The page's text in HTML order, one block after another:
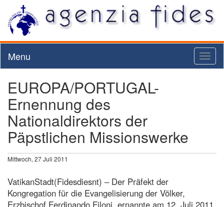
Menu
EUROPA/PORTUGAL-
Ernennung des
Nationaldirektors der
Päpstlichen Missionswerke
Mittwoch, 27 Juli 2011
VatikanStadt(Fidesdiesnt) – Der Präfekt der
Kongregation für die Evangelisierung der Völker,
Erzbischof Ferdinando Filoni, ernannte am 12. Juli 2011